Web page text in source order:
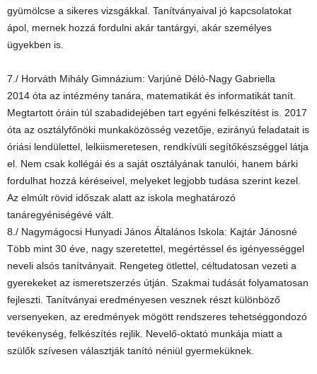
gyümölcse a sikeres vizsgákkal. Tanítványaival jó kapcsolatokat
ápol, mernek hozzá fordulni akár tantárgyi, akár személyes
ügyekben is.
7./ Horváth Mihály Gimnázium: Varjúné Déló-Nagy Gabriella
2014 óta az intézmény tanára, matematikát és informatikát tanít.
Megtartott óráin túl szabadidejében tart egyéni felkészítést is. 2017
óta az osztályfőnöki munkaközösség vezetője, ezirányú feladatait is
óriási lendülettel, lelkiismeretesen, rendkívüli segítőkészséggel látja
el. Nem csak kollégái és a saját osztályának tanulói, hanem bárki
fordulhat hozzá kéréseivel, melyeket legjobb tudása szerint kezel.
Az elmúlt rövid időszak alatt az iskola meghatározó
tanáregyéniségévé vált.
8./ Nagymágocsi Hunyadi János Általános Iskola: Kajtár Jánosné
Több mint 30 éve, nagy szeretettel, megértéssel és igényességgel
neveli alsós tanítványait. Rengeteg ötlettel, céltudatosan vezeti a
gyerekeket az ismeretszerzés útján. Szakmai tudását folyamatosan
fejleszti. Tanítványai eredményesen vesznek részt különböző
versenyeken, az eredmények mögött rendszeres tehetséggondozó
tevékenység, felkészítés rejlik. Nevelő-oktató munkája miatt a
szülők szívesen választják tanító néniül gyermeküknek.